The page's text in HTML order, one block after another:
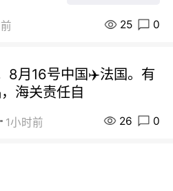
25 0
8月16号中国✈️法国。有
海关责任自
1小时前 26 0